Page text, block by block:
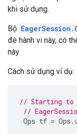
khi sử dụng.
Bộ
đè hành vi này, có
này.
Cách sử dụng ví dụ:
// Starting to
//
Ops tf = Ops .